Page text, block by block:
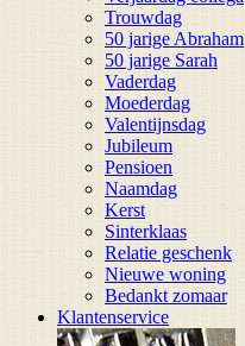
Trouwdag
50 jarige Abraham
50 jarige Sarah
Vaderdag
Moederdag
Valentijnsdag
Jubileum
Pensioen
Naamdag
Kerst
Sinterklaas
Relatie geschenk
Nieuwe woning
Bedankt zomaar
Klantenservice